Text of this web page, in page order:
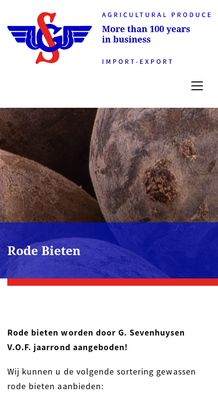
Rode Bieten
Rode bieten worden door G. Sevenhuysen
V.O.F. jaarrond aangeboden!
Wij kunnen u de volgende sortering gewassen
rode bieten aanbieden: